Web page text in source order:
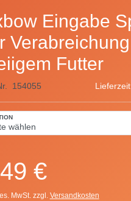
Eingabe
Futter
154055
€
MwSt. zzgl. Versandkosten